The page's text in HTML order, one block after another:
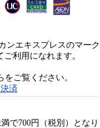
ンエキスプレスのマーク
利用になれます。
ご覧ください。
済
で700円（税別）となり